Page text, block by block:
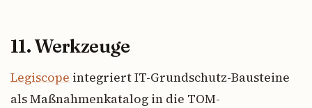
11. Werkzeuge
Legiscope integriert IT-Grundschutz-Bausteine
als Maßnahmenkatalog in die TOM-